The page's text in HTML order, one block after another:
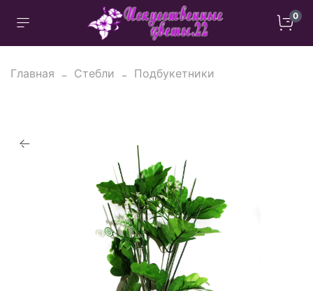
0
Главная Стебли Подбукетники